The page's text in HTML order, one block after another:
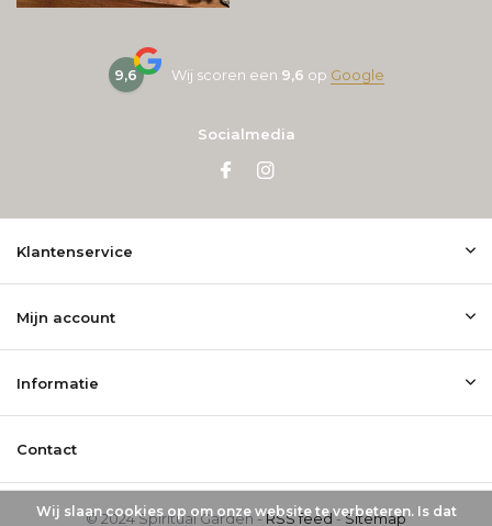
9,6 Wij scoren een 9,6 op Google
Socialmedia
Klantenservice
Mijn account
Informatie
Contact
© 2024 Spiritual Garden -RSS feed-Sitemap
Wij slaan cookies op om onze website te verbeteren. Is dat